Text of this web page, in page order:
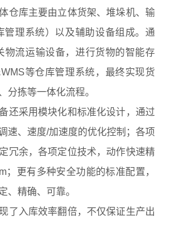
仓库主要由立体货架、堆垛机、输
管理系统）以及辅助设备组成。通
物流运输设备，进行货物的智能存
等仓库管理系统，最终实现货
分拣等一体化流程。
还采用模块化和标准化设计，通过
速、速度/加速度的优化控制；各项
冗余，各项定位技术，动作快速精
；更有多种安全功能的标准配置，
、精确、可靠。
了入库效率翻倍，不仅保证生产出